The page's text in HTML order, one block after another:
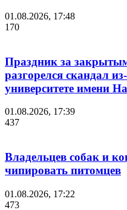
01.08.2026, 17:48
170
Праздник за
разгорелся скандал
университете имени
01.08.2026, 17:39
437
Владельцев собак и
чипировать питомцев
01.08.2026, 17:22
473